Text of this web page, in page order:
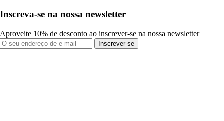
Inscreva-se na nossa newsletter
Aproveite 10% de desconto ao inscrever-se na nossa newsletter
Inscrever-se